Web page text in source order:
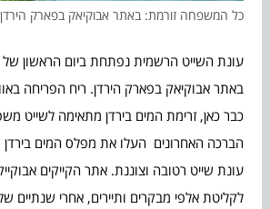
כל המשפחה זורמת: באתר אבוקיאק בפארק הירדן.
באתר אבוקיאק בפארק הירדן. ריח הפריחה
כבר כאן, זרימת המים בירדן מתאימה לשייט
הברכה האחרונים העלו את מפלס המים בירדן
עונת שייט רטובה וצוננת. אתר הקייקים
לקליטת אלפי מבקרים ותיירים, אחרי שנתיים